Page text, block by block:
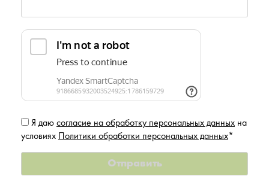
Я даю согласие на обработку персональных данных на
условиях Политики обработки персональных данных*